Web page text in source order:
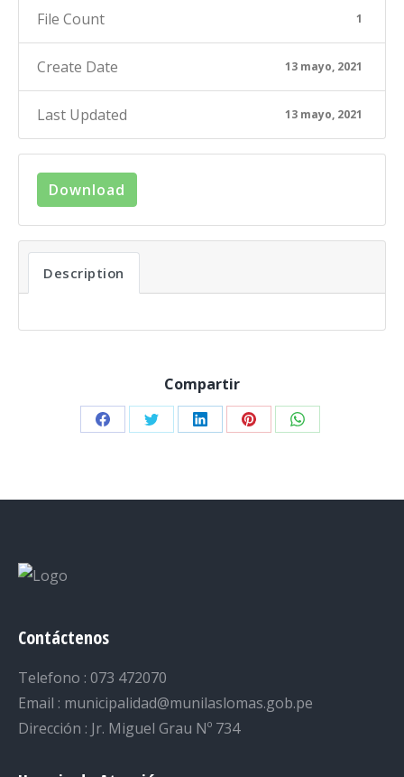
File Count 1
Create Date 13 mayo, 2021
Last Updated 13 mayo, 2021
Download
Description
Compartir
Share Share Share Share Share
Contáctenos
Telefono : 073 472070
Email : municipalidad@munilaslomas.gob.pe
Dirección : Jr. Miguel Grau Nº 734